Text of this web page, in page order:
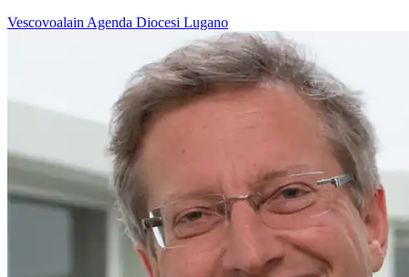
Vescovoalain Agenda Diocesi Lugano